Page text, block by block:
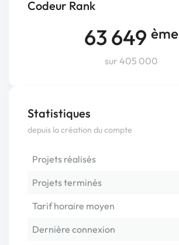
Codeur Rank
63 649 ème
sur 405 000
Statistiques
depuis la création du compte
Projets réalisés
Projets terminés
Tarif horaire moyen
Dernière connexion